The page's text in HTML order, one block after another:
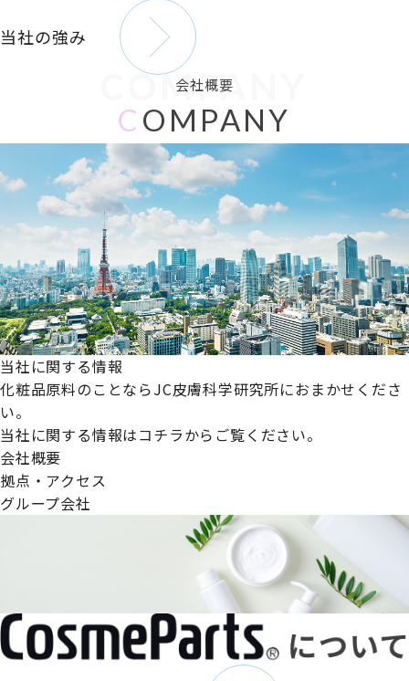
当社の強み
会社概要
COMPANY
C OMPANY
当社に関する情報
化粧品原料のことならJC皮膚科学研究所におまかせくださ
い。
当社に関する情報はコチラからご覧ください。
会社概要
拠点・アクセス
グループ会社